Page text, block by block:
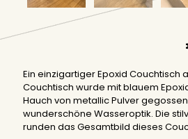
Ein einzigartiger Epoxid Couchtisch
Couchtisch wurde mit blauem
Hauch von metallic Pulver
wunderschöne Wasseroptik. Die
runden das Gesamtbild dieses